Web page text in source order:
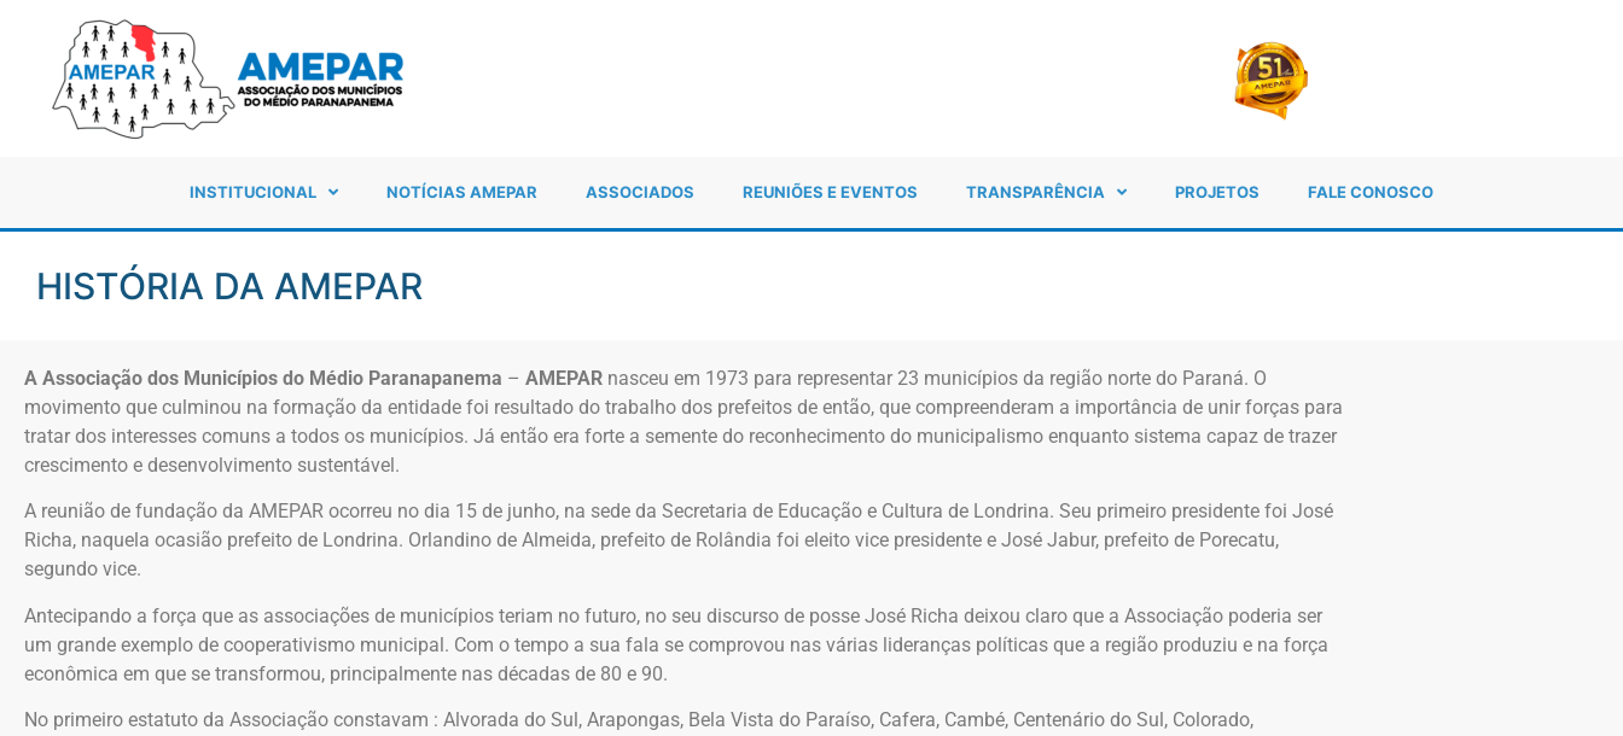
INSTITUCIONAL NOTÍCIAS AMEPAR ASSOCIADOS REUNIÕES E EVENTOS TRANSPARÊNCIA PROJETOS FALE CONOSCO
HISTÓRIA DA AMEPAR
A Associação dos Municípios do Médio Paranapanema – AMEPAR nasceu em 1973 para representar 23 municípios da região norte do Paraná. O
movimento que culminou na formação da entidade foi resultado do trabalho dos prefeitos de então, que compreenderam a importância de unir forças para
tratar dos interesses comuns a todos os municípios. Já então era forte a semente do reconhecimento do municipalismo enquanto sistema capaz de trazer
crescimento e desenvolvimento sustentável.
A reunião de fundação da AMEPAR ocorreu no dia 15 de junho, na sede da Secretaria de Educação e Cultura de Londrina. Seu primeiro presidente foi José
Richa, naquela ocasião prefeito de Londrina. Orlandino de Almeida, prefeito de Rolândia foi eleito vice presidente e José Jabur, prefeito de Porecatu,
segundo vice.
Antecipando a força que as associações de municípios teriam no futuro, no seu discurso de posse José Richa deixou claro que a Associação poderia ser
um grande exemplo de cooperativismo municipal. Com o tempo a sua fala se comprovou nas várias lideranças políticas que a região produziu e na força
econômica em que se transformou, principalmente nas décadas de 80 e 90.
No primeiro estatuto da Associação constavam : Alvorada do Sul, Arapongas, Bela Vista do Paraíso, Cafera, Cambé, Centenário do Sul, Colorado,